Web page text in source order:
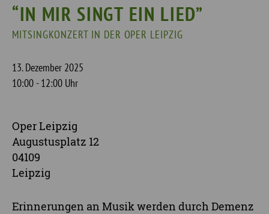
“IN MIR SINGT EIN LIED”
MITSINGKONZERT IN DER OPER LEIPZIG
13. Dezember 2025
10:00 - 12:00 Uhr
Oper Leipzig
Augustusplatz 12
04109
Leipzig
Erinnerungen an Musik werden durch Demenz